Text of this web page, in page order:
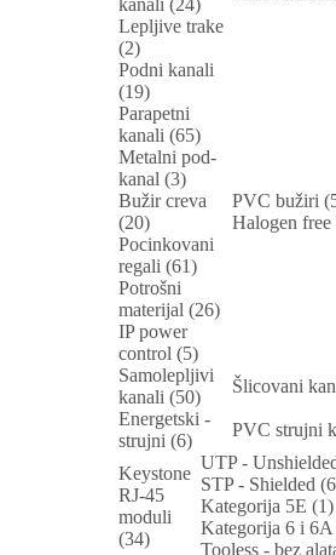
kanali (24)
Lepljive trake
(2)
Podni kanali
(19)
Parapetni
kanali (65)
Metalni pod-
kanal (3)
Bužir creva
(20)
PVC bužiri
Halogen
Pocinkovani
regali (61)
Potrošni
materijal (26)
IP power
control (5)
Samolepljivi
kanali (50)
Šlicovani
Energetski -
strujni (6)
PVC strujni
Keystone
RJ-45
moduli
(34)
UTP -
STP - Shielded
Kategorija 5E (1)
Kategorija 6 i 6A
Tooless - bez